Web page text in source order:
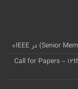
Call for Papers –